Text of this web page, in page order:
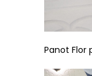
Panot Flor